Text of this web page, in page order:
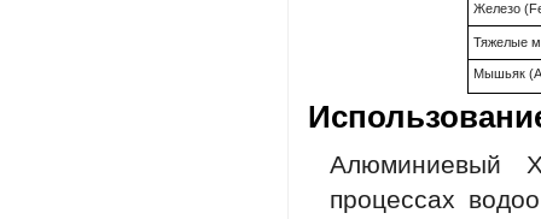
Железо
Тяжелые
Мышьяк
Алюминиевый
процессах